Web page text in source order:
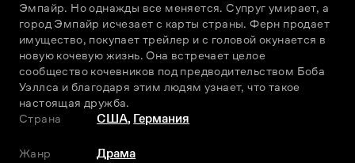
Эмпайр. Но однажды всe меняется. Супруг умирает, а
город Эмпайр исчезает с карты страны. Ферн продает
имущество, покупает трейлер и с головой окунается в
новую кочевую жизнь. Она встречает целое
сообщество кочевников под предводительством Боба
Уэллса и благодаря этим людям узнает, что такое
настоящая дружба.
Страна
США, Германия
Жанр Драма